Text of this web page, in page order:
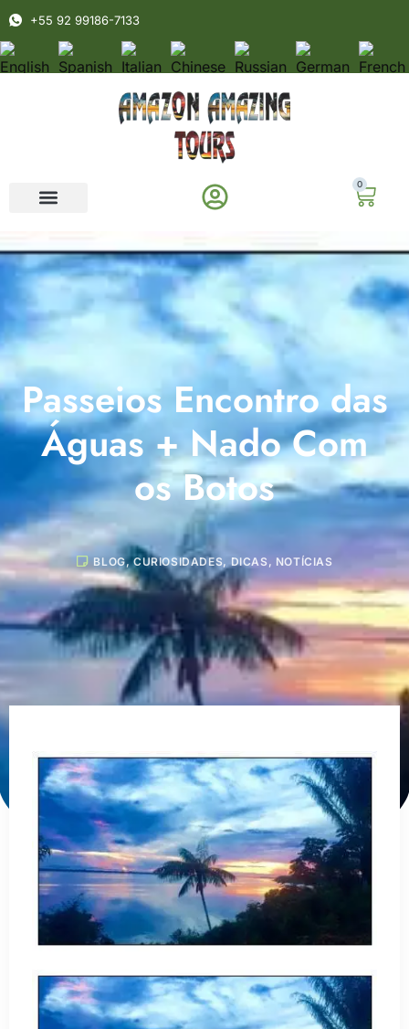
+55 92 99186-7133
0
Passeios Encontro das
Águas + Nado Com
os Botos
BLOG,CURIOSIDADES, DICAS, NOTÍCIAS